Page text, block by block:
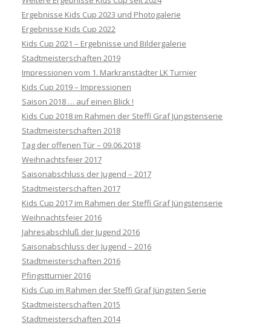
Ergebnisse Kids Cup 2023 und Photogalerie
Ergebnisse Kids Cup 2022
Kids Cup 2021 – Ergebnisse und Bildergalerie
Stadtmeisterschaften 2019
Impressionen vom 1. Markranstädter LK Turnier
Kids Cup 2019 – Impressionen
Saison 2018 … auf einen Blick !
Kids Cup 2018 im Rahmen der Steffi Graf Jüngstenserie
Stadtmeisterschaften 2018
Tag der offenen Tür – 09.06.2018
Weihnachtsfeier 2017
Saisonabschluss der Jugend – 2017
Stadtmeisterschaften 2017
Kids Cup 2017 im Rahmen der Steffi Graf Jüngstenserie
Weihnachtsfeier 2016
Jahresabschluß der Jugend 2016
Saisonabschluss der Jugend – 2016
Stadtmeisterschaften 2016
Pfingstturnier 2016
Kids Cup im Rahmen der Steffi Graf Jüngsten Serie
Stadtmeisterschaften 2015
Stadtmeisterschaften 2014